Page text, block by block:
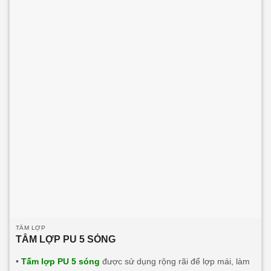
TẤM LỢP
TẤM LỢP PU 5 SÓNG
• Tấm lợp PU 5 sóng được sử dụng rộng rãi để lợp mái, làm